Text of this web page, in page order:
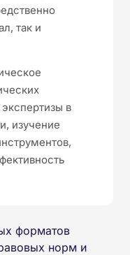
так и
в
изучение
форматов
норм и